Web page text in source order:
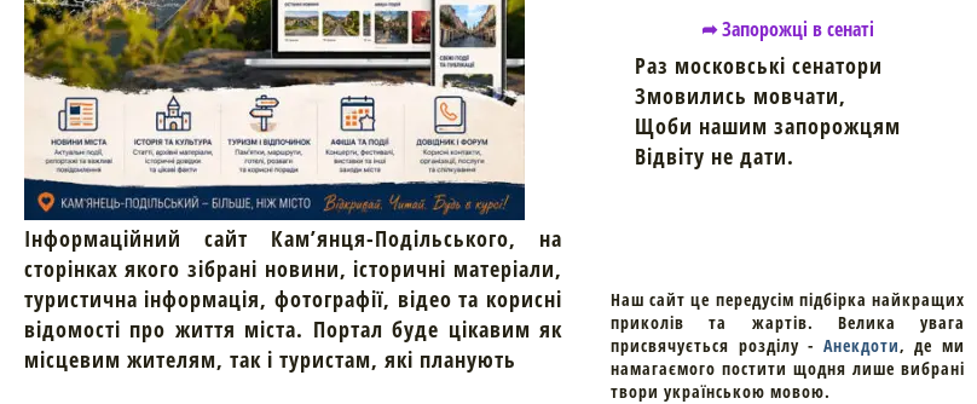
Інформаційний сайт Кам’янця-Подільського, на
сторінках якого зібрані новини, історичні матеріали,
туристична інформація, фотографії, відео та корисні
відомості про життя міста. Портал буде цікавим як
місцевим жителям, так і туристам, які планують
➦ Запорожці в сенаті
Раз московські сенатори
Змовились мовчати,
Щоби нашим запорожцям
Відвіту не дати.
Наш сайт це передусім підбірка найкращих
приколів та жартів. Велика увага
присвячується розділу - Анекдоти, де ми
намагаємого постити щодня лише вибрані
твори українською мовою.